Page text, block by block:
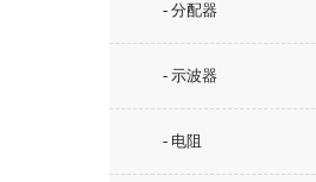
- 分配器
- 示波器
- 电阻